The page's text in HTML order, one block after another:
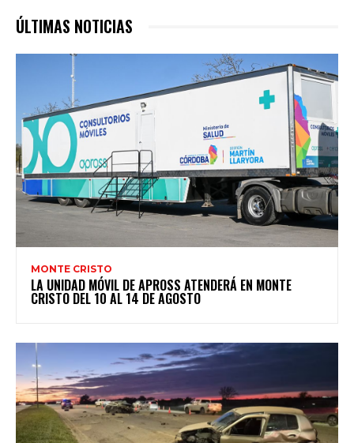
ÚLTIMAS NOTICIAS
MONTE CRISTO
LA UNIDAD MÓVIL DE APROSS ATENDERÁ EN MONTE
CRISTO DEL 10 AL 14 DE AGOSTO